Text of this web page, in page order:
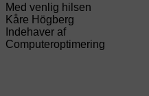
Med venlig hilsen
Kåre Högberg
Indehaver af
Computeroptimering